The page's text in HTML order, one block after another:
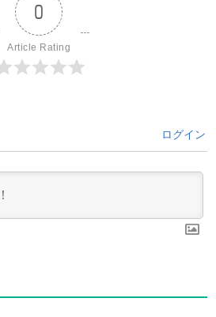
0
Article Rating
ログイン